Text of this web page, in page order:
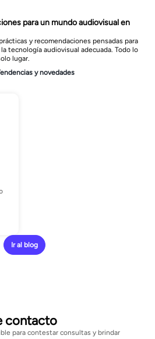
para un mundo audiovisual en
y recomendaciones pensadas para
tecnología audiovisual adecuada. Todo lo
lugar.
y novedades
Ir al blog
contacto
para contestar consultas y brindar